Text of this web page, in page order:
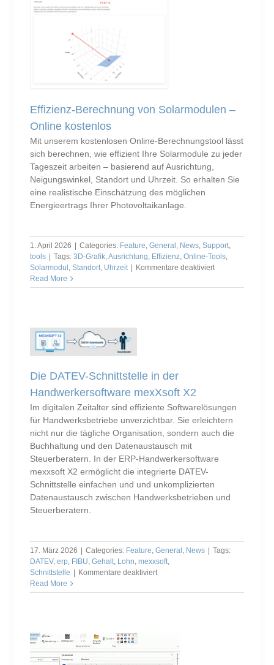
Effizienz-Berechnung von Solarmodulen –
Online kostenlos
Mit unserem kostenlosen Online-Berechnungstool lässt
sich berechnen, wie effizient Ihre Solarmodule zu jeder
Tageszeit arbeiten – basierend auf Ausrichtung,
Neigungswinkel, Standort und Uhrzeit. So erhalten Sie
eine realistische Einschätzung des möglichen
Energieertrags Ihrer Photovoltaikanlage.
1. April 2026 Categories: Feature,General , News,Support,
tools
Tags:3D-Grafik,Ausrichtung, Effizienz,Online-Tools,
Solarmodul ,Standort, Uhrzeit Kommentare deaktiviertfür
Berechnung
Read More
Die DATEV-Schnittstelle in der
Handwerkersoftware mexXsoft X2
Im digitalen Zeitalter sind effiziente Softwarelösungen
für Handwerksbetriebe unverzichtbar. Sie erleichtern
nicht nur die tägliche Organisation, sondern auch die
Buchhaltung und den Datenaustausch mit
Steuerberatern. In der ERP-Handwerkersoftware
mexxsoft X2 ermöglicht die integrierte DATEV-
Schnittstelle einfachen und und unkomplizierten
Datenaustausch zwischen Handwerksbetrieben und
Steuerberatern.
17. März 2026 Categories: Feature,General , News
Tags:
DATEV,erp, FIBU,Gehalt, Lohn,mexxsoft,
Schnittstelle
Kommentare deaktiviertfür
DATEV-
mexXsoft
X2
Read More